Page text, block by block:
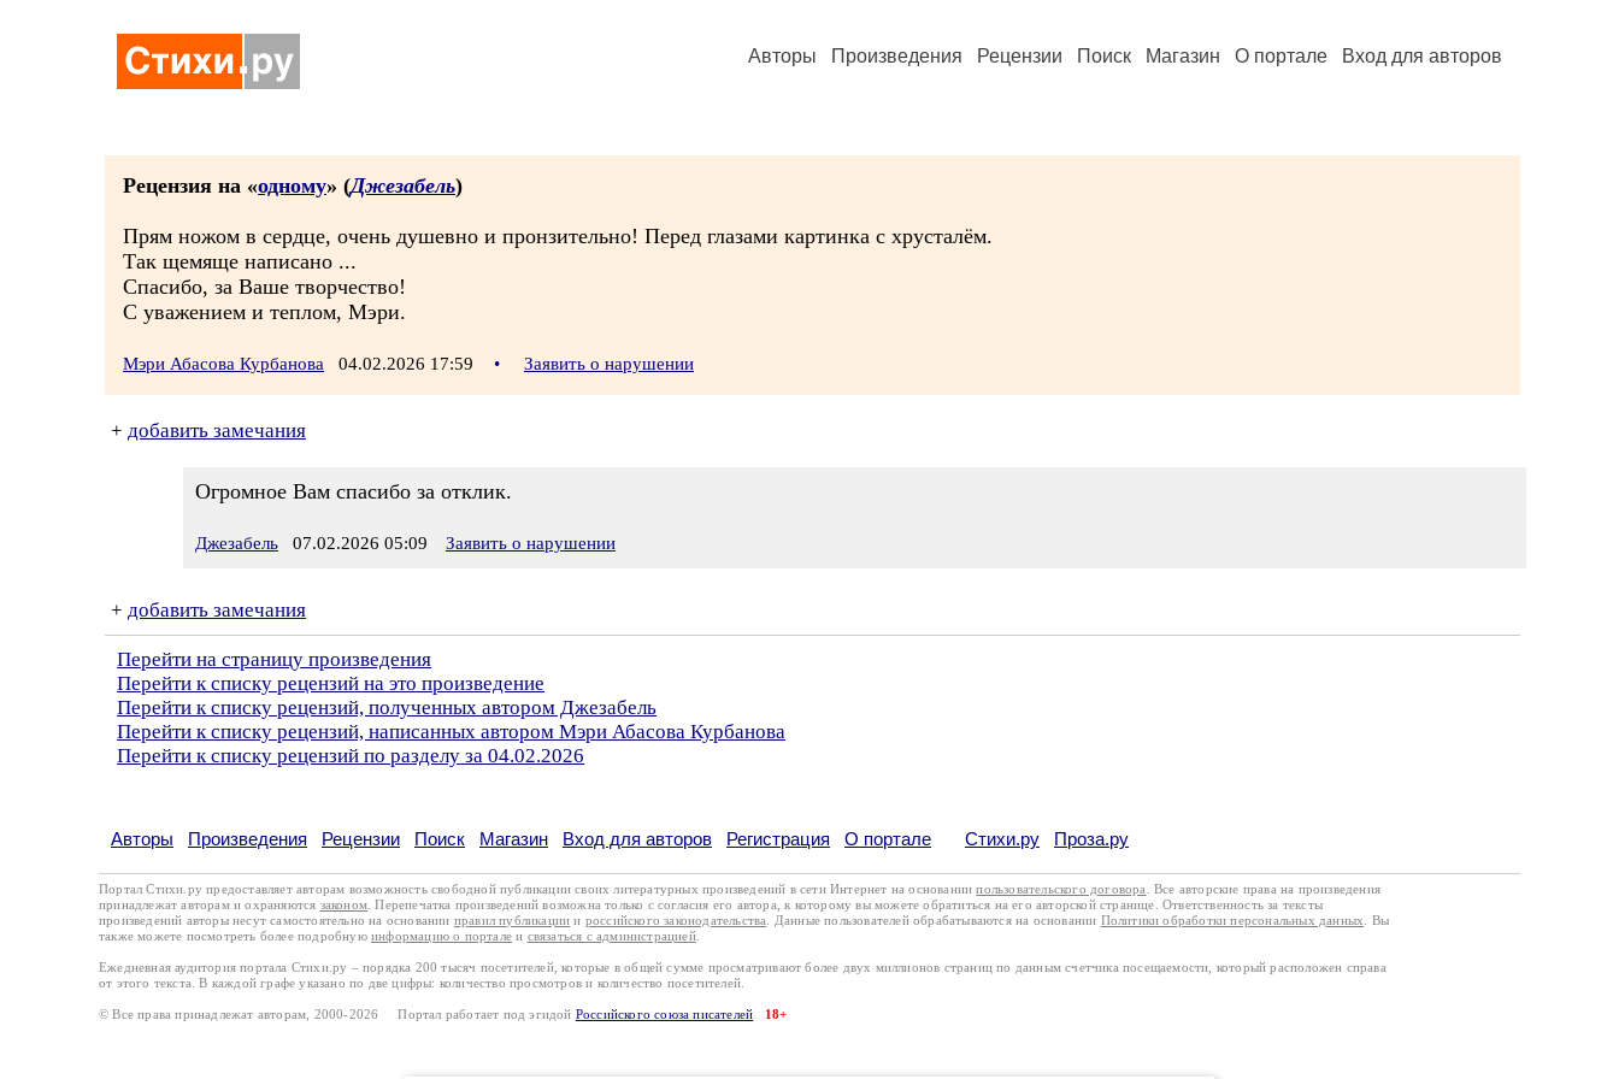
Авторы Произведения Рецензии Поиск Магазин О портале Вход для авторов
Рецензия на «одному» (Джезабель)
Прям ножом в сердце, очень душевно и пронзительно! Перед глазами картинка с хрусталём.
Так щемяще написано ...
Спасибо, за Ваше творчество!
С уважением и теплом, Мэри.
Мэри Абасова Курбанова 04.02.2026 17:59 • Заявить о нарушении
+ добавить замечания
Огромное Вам спасибо за отклик.
Джезабель 07.02.2026 05:09 Заявить о нарушении
+ добавить замечания
Перейти на страницу произведения
Перейти к списку рецензий на это произведение
Перейти к списку рецензий, полученных автором Джезабель
Перейти к списку рецензий, написанных автором Мэри Абасова Курбанова
Перейти к списку рецензий по разделу за 04.02.2026
Авторы Произведения Рецензии Поиск Магазин Вход для авторов Регистрация О портале Стихи.ру Проза.ру
Портал Стихи.ру предоставляет авторам возможность свободной публикации своих литературных произведений в сети Интернет на основаниипользовательского договора
. Все авторские права на произведения
принадлежат авторам и охраняются законом . Перепечатка произведений возможна только с согласия его автора, к которому вы можете обратиться на его авторской странице. Ответственность за тексты
произведений авторы несут самостоятельно на основании правил публикации и российского законодательства . Данные пользователей обрабатываются на основании Политики обработки персональных данных
. Вы
также можете посмотреть более подробную информацию о портале и связаться с администрацией.
Ежедневная аудитория портала Стихи.ру – порядка 200 тысяч посетителей, которые в общей сумме просматривают более двух миллионов страниц по данным счетчика посещаемости, который расположен справа
от этого текста. В каждой графе указано по две цифры: количество просмотров и количество посетителей.
© Все права принадлежат авторам, 2000-2026 Портал работает под эгидой Российского союза писателей 18+